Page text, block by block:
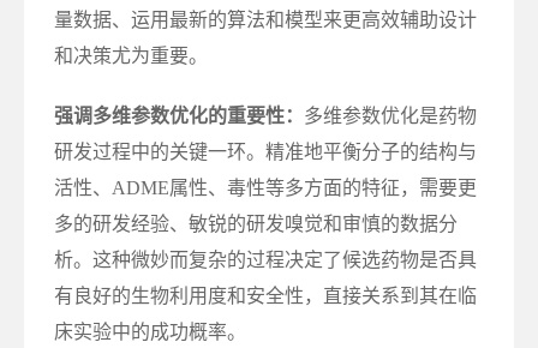
量数据、运用最新的算法和模型来更高效辅助设计
和决策尤为重要。
强调多维参数优化的重要性： 多维参数优化是药物
研发过程中的关键一环。精准地平衡分子的结构与
活性、ADME属性、毒性等多方面的特征，需要更
多的研发经验、敏锐的研发嗅觉和审慎的数据分
析。这种微妙而复杂的过程决定了候选药物是否具
有良好的生物利用度和安全性，直接关系到其在临
床实验中的成功概率。